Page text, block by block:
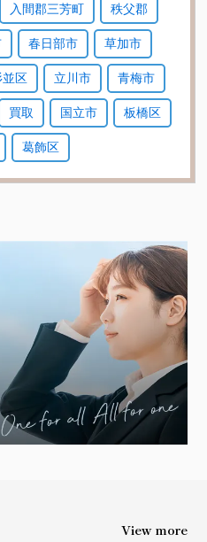
入間郡三芳町 秩父郡
春日部市 草加市
並区 立川市 青梅市
買取 国立市 板橋区
葛飾区
View more